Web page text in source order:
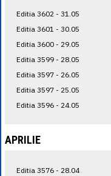
Editia 3602 - 31.05
Editia 3601 - 30.05
Editia 3600 - 29.05
Editia 3599 - 28.05
Editia 3597 - 26.05
Editia 3597 - 25.05
Editia 3596 - 24.05
APRILIE
Editia 3576 - 28.04